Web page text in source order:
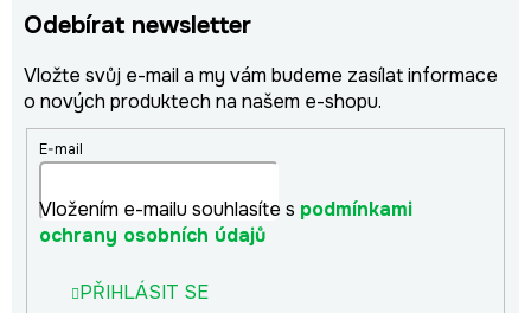
Odebírat newsletter
Vložte svůj e-mail a my vám budeme zasílat informace
o nových produktech na našem e-shopu.
E-mail
Vložením e-mailu souhlasíte s podmínkami
ochrany osobních údajů
PŘIHLÁSIT SE